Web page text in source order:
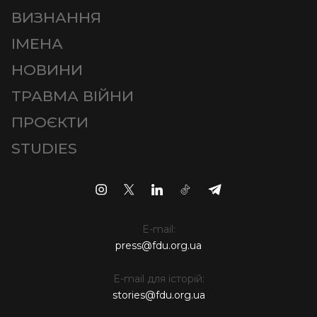
ВИЗНАННЯ
ІМЕНА
НОВИНИ
ТРАВМА ВІЙНИ
ПРОЄКТИ
STUDIES
E-mail:
press@fdu.org.ua
E-mail для історій:
stories@fdu.org.ua